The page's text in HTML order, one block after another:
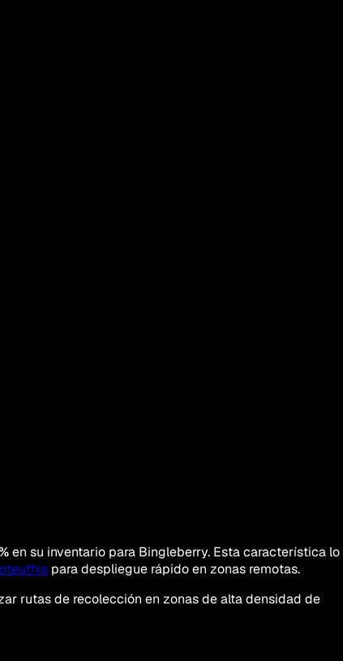
en su inventario para Bingleberry. Esta característica lo
para despliegue rápido en zonas remotas.
rutas de recolección en zonas de alta densidad de